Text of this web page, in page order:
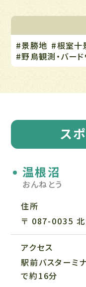
#景勝地 #根室十
#野鳥観測・バード
ス
温根沼
おんねとう
住所
〒 087-0035
アクセス
駅前バスターミ
で約16分